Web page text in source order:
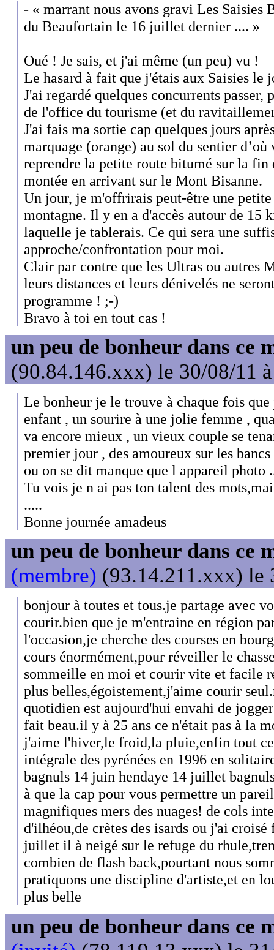
- « marrant nous avons gravi Les Saisies
du Beaufortain le 16 juillet dernier .... »
Oué ! Je sais, et j'ai même (un peu) vu !
Le hasard à fait que j'étais aux Saisies le
J'ai regardé quelques concurrents
de l'office du tourisme (et du
J'ai fais ma sortie cap quelques jours
marquage (orange) au sol du sentier d’où
reprendre la petite route bitumé sur la
montée en arrivant sur le Mont Bisanne.
Un jour, je m'offrirais peut-être une petite
montagne. Il y en a d'accès autour de 15
laquelle je tablerais. Ce qui sera une
approche/confrontation pour moi.
Clair par contre que les Ultras ou autres
leurs distances et leurs dénivelés ne
programme ! ;-)
Bravo à toi en tout cas !
un peu de bonheur dans ce
(90.84.146.xxx) le 30/08/11
Le bonheur je le trouve à chaque fois
enfant , un sourire à une jolie femme ,
va encore mieux , un vieux couple se
premier jour , des amoureux sur les
ou on se dit manque que l appareil photo
Tu vois je n ai pas ton talent des
.....
Bonne journée amadeus
un peu de bonheur dans ce
(membre) (93.14.211.xxx) le
bonjour à toutes et tous.je partage avec
courir.bien que je m'entraine en région
l'occasion,je cherche des courses en
cours énormément,pour réveiller le
sommeille en moi et courir vite et facile
plus belles,égoistement,j'aime courir
quotidien est aujourd'hui envahi de
fait beau.il y à 25 ans ce n'était pas à la
j'aime l'hiver,le froid,la pluie,enfin tout
intégrale des pyrénées en 1996 en
bagnuls 14 juin hendaye 14 juillet
à que la cap pour vous permettre un
magnifiques mers des nuages! de cols
d'ilhéou,de crètes des isards ou j'ai
juillet il à neigé sur le refuge du
combien de flash back,pourtant nous
pratiquons une discipline d'artiste,et en
plus belle
un peu de bonheur dans ce